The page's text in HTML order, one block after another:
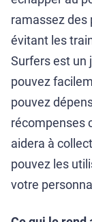
ramassez des
évitant les
Surfers est un
pouvez
pouvez
récompenses
aidera à
pouvez les
votre